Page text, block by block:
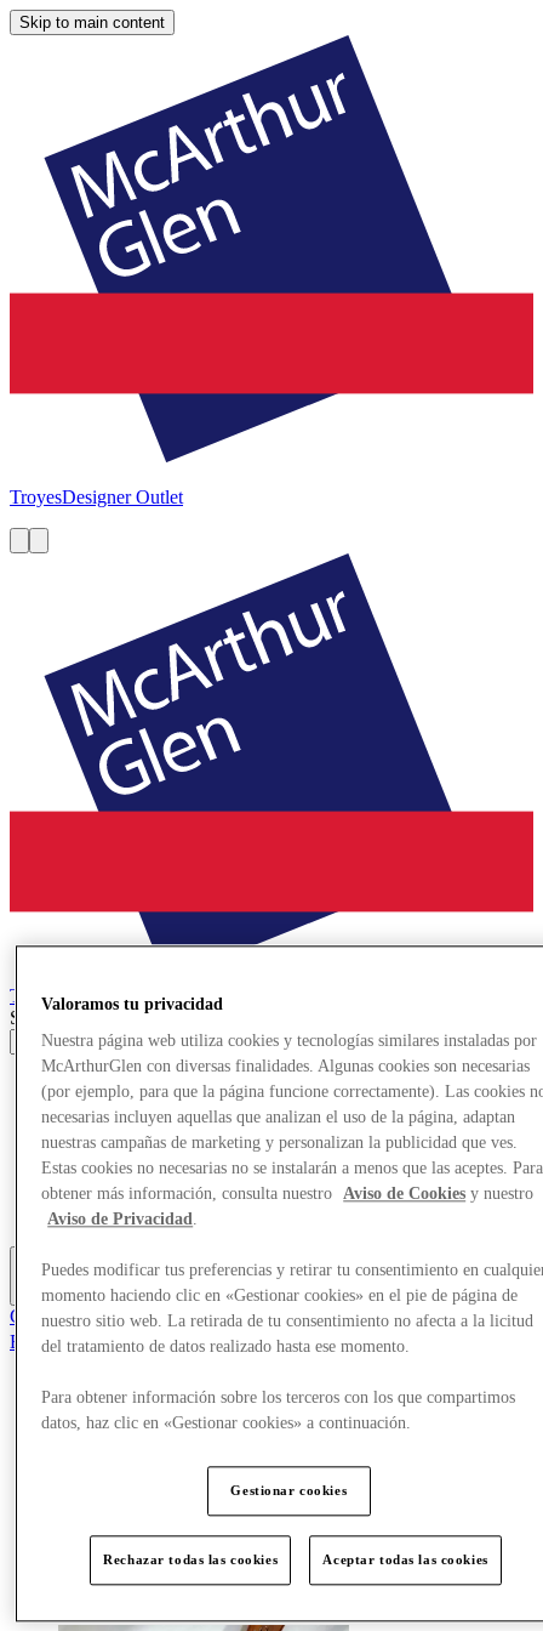
Skip to main content
TroyesDesigner Outlet
TroyesDesigner Outlet
Search input
Ofertas
Tiendas
Planifica tu visita
¿Qué pasa?
Comer y beber
Tarjetas regalo
Servicios
Más
Club
Elementos guardados
Ofertas
Tiendas
Servicios
Más
Valoramos tu privacidad
Nuestra página web utiliza cookies y tecnologías similares instaladas por
McArthurGlen con diversas finalidades. Algunas cookies son necesarias
(por ejemplo, para que la página funcione correctamente). Las cookies
necesarias incluyen aquellas que analizan el uso de la página, adaptan
nuestras campañas de marketing y personalizan la publicidad que ves.
Estas cookies no necesarias no se instalarán a menos que las aceptes. Para
obtener más información, consulta nuestro
Aviso de Cookies y nuestro
Aviso de Privacidad
Puedes modificar tus preferencias y retirar tu consentimiento en
momento haciendo clic en «Gestionar cookies» en el pie de página de
nuestro sitio web. La retirada de tu consentimiento no afecta a la licitud
del tratamiento de datos realizado hasta ese momento.
Para obtener información sobre los terceros con los que compartimos
datos, haz clic en «Gestionar cookies» a continuación.
Gestionar cookies
Rechazar todas las cookies Aceptar todas las cookies